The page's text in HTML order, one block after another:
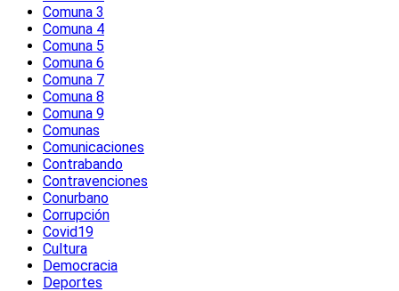
Comuna 3
Comuna 4
Comuna 5
Comuna 6
Comuna 7
Comuna 8
Comuna 9
Comunas
Comunicaciones
Contrabando
Contravenciones
Conurbano
Corrupción
Covid19
Cultura
Democracia
Deportes